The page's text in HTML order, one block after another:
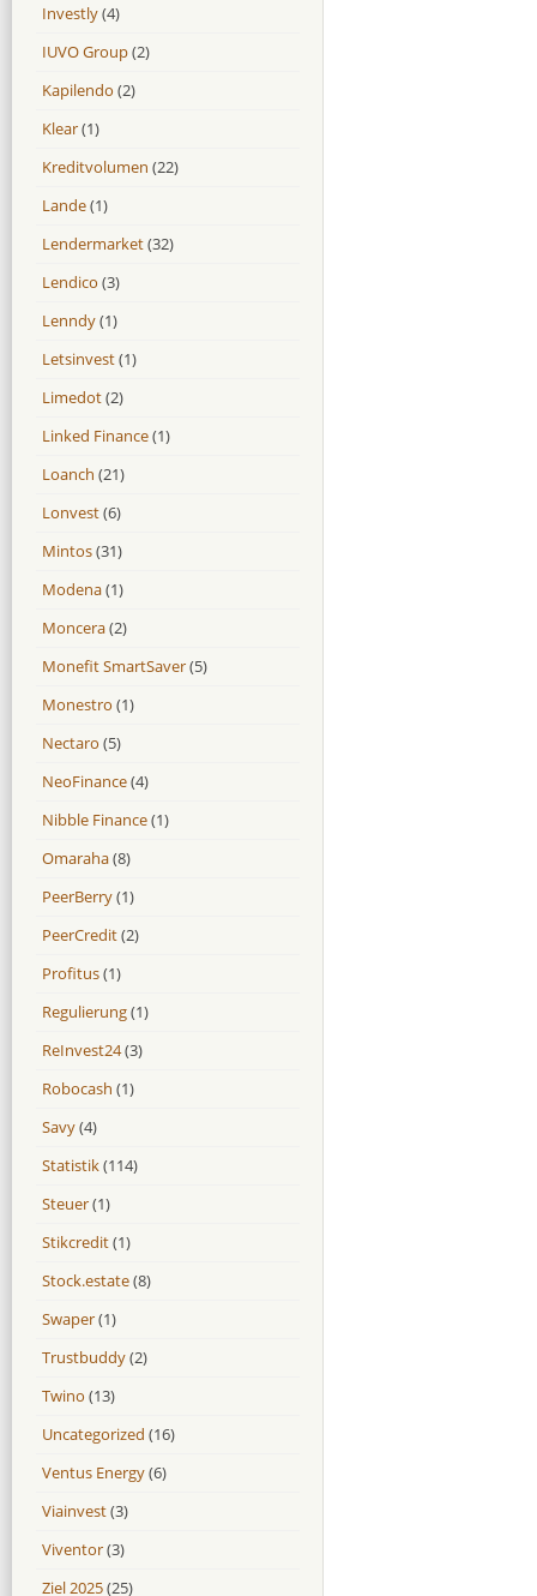
Investly(4)
IUVO Group(2)
Kapilendo (2)
Klear(1)
Kreditvolumen (22)
Lande(1)
Lendermarket(32)
Lendico (3)
Lenndy(1)
Letsinvest(1)
Limedot(2)
Linked Finance(1)
Loanch (21)
Lonvest(6)
Mintos(31)
Modena(1)
Moncera(2)
Monefit SmartSaver(5)
Monestro (1)
Nectaro (5)
NeoFinance(4)
Nibble Finance(1)
Omaraha(8)
PeerBerry(1)
PeerCredit(2)
Profitus(1)
Regulierung(1)
ReInvest24(3)
Robocash (1)
Savy(4)
Statistik(114)
Steuer(1)
Stikcredit(1)
Stock.estate(8)
Swaper(1)
Trustbuddy(2)
Twino (13)
Uncategorized (16)
Ventus Energy(6)
Viainvest(3)
Viventor(3)
Ziel 2025(25)